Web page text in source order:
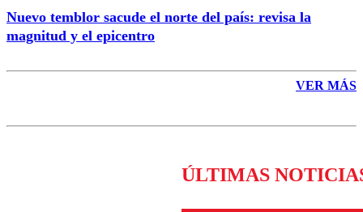
Nuevo temblor sacude el norte del país: revisa la
magnitud y el epicentro
VER MÁS
ÚLTIMAS